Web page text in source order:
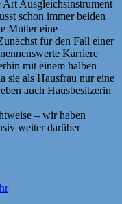
Art Ausgleichsinstrument
schon immer beiden
Mutter eine
für den Fall einer
Karriere
mit einem halben
sie als Hausfrau nur eine
auch Hausbesitzerin
– wir haben
weiter darüber